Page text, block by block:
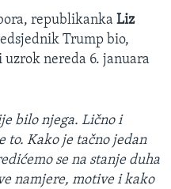
republikanka Liz
Trump bio,
nereda 6. januara
bilo njega. Lično i
to. Kako je tačno jedan
se na stanje duha
namjere, motive i kako